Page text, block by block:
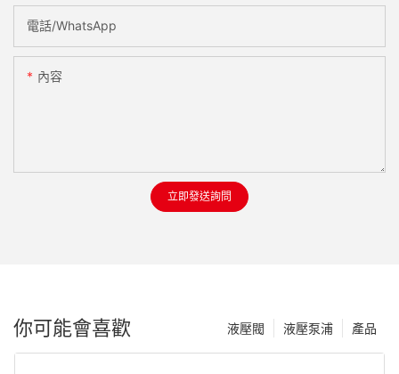
電話/WhatsApp
內容
立即發送詢問
你可能會喜歡 產品
液壓泵浦
液壓閥